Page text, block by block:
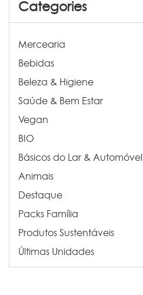
Categories
Mercearia
Bebidas
Beleza & Higiene
Saúde & Bem Estar
Vegan
BIO
Básicos do Lar & Automóvel
Animais
Destaque
Packs Família
Produtos Sustentáveis
Últimas Unidades